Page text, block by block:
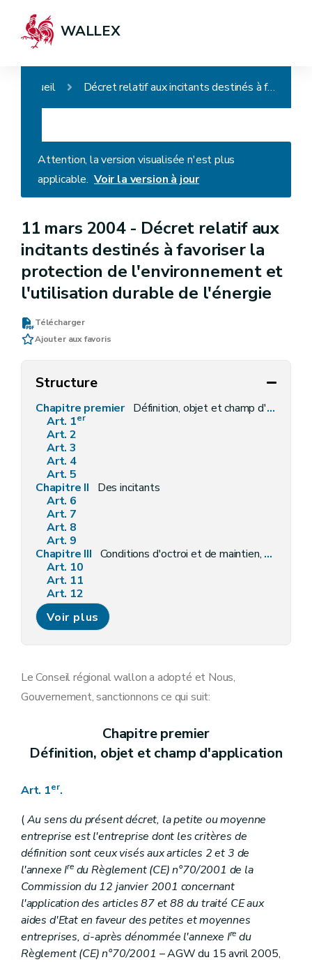
WALLEX
Accueil Décret relatif aux incitants destinés à favoriser la protection de l'environnement et l'utilisation durable de l'énergie
Attention, la version visualisée n'est plus
applicable. Voir la version à jour
11 mars 2004 - Décret relatif aux
incitants destinés à favoriser la
protection de l'environnement et
l'utilisation durable de l'énergie
Télécharger
Ajouter aux favoris
Structure
Chapitre premier Définition, objet et champ d'application
Art. 1er
Art. 2
Art. 3
Art. 4
Art. 5
Chapitre II
Des incitants
Art. 6
Art. 7
Art. 8
Art. 9
Chapitre III Conditions d'octroi et de maintien, procédures de demande et d'octroi, modalités de liquidation, de contrôle et sanctions
Art. 10
Art. 11
Art. 12
Art. 13
Art. 14
Art. 15
Chapitre IV Dispositions finales, abrogatoires et transitoires
Art. 18
Art. 19
Voir plus
Le Conseil régional wallon a adopté et Nous,
Gouvernement, sanctionnons ce qui suit:
Chapitre premier
Définition, objet et champ d'application
Art. 1er.
(Au sens du présent décret, la petite ou moyenne
entreprise est l'entreprise dont les critères de
définition sont ceux visés aux articles 2 et 3 de
l'annexe Iredu Règlement (CE) n°70/2001 de la
Commission du 12 janvier 2001 concernant
l'application des articles 87 et 88 du traité CE aux
aides d'Etat en faveur des petites et moyennes
entreprises, ci-après dénommée l'annexe Ire du
Règlement (CE) n°70/2001 – AGW du 15 avril 2005,